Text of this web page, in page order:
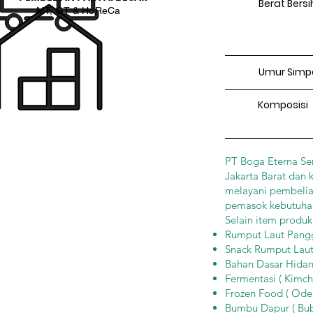
MT, GT & HoReCa Berat
Umur
Komposisi
PT Boga Eterna
Jakarta Barat dan
melayani
pemasok
Selain item
Rumput Laut
Snack Rumput
Bahan Dasar
Fermentasi (
Frozen Food (
Bumbu Dapur (